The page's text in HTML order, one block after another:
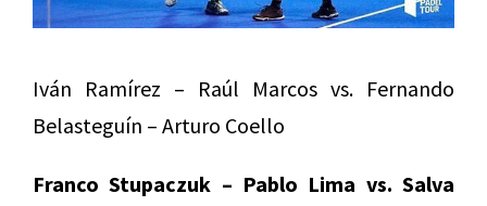
Iván Ramírez – Raúl Marcos vs. Fernando
Belasteguín – Arturo Coello
Franco Stupaczuk – Pablo Lima vs. Salva